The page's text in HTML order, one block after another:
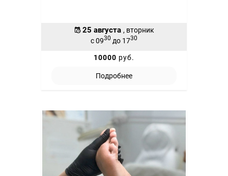
25 августа , вторник
с 0930 до 1730
10000 руб.
Подробнее